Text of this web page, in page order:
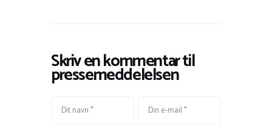
Skriv en kommentar til
pressemeddelelsen